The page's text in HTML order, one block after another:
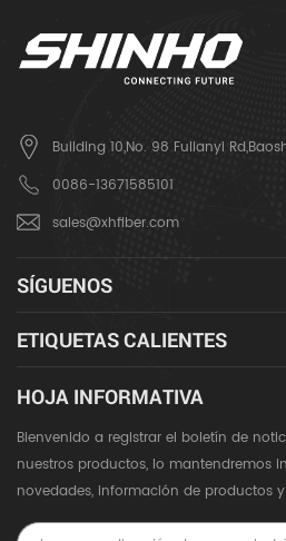
Building 10,No. 98 Fulianyi
0086-13671585101
sales@xhfiber.com
SÍGUENOS
ETIQUETAS CALIENTES
HOJA INFORMATIVA
Bienvenido a registrar el boletín de
nuestros productos, lo mantendremos
novedades, información de productos